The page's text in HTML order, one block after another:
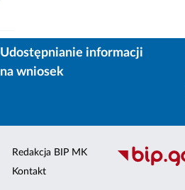
Udostępnianie informacji
na wniosek
Redakcja BIP MK
Kontakt